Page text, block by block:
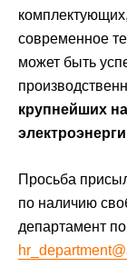
современное
может быть
крупнейших
Просьба
по наличию
департамент